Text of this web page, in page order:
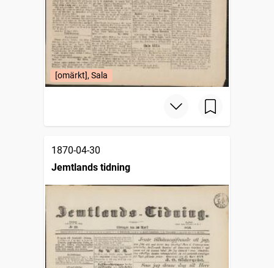
[omärkt], Sala
1870-04-30
Jemtlands tidning